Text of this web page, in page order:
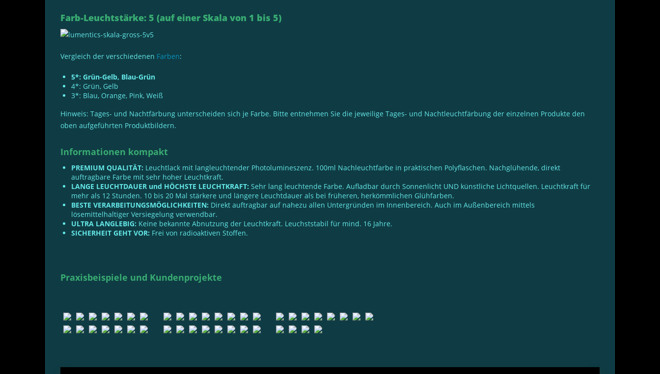
Farb-Leuchtstärke: 5 (auf einer Skala von 1 bis 5)
Vergleich der verschiedenen Farben:
5*: Grün-Gelb, Blau-Grün
4*: Grün, Gelb
3*: Blau, Orange, Pink, Weiß
Hinweis: Tages- und Nachtfärbung unterscheiden sich je Farbe. Bitte entnehmen Sie die jeweilige Tages- und Nachtleuchtfärbung der einzelnen Produkte den
oben aufgeführten Produktbildern.
Informationen kompakt
PREMIUM QUALITÄT: Leuchtlack mit langleuchtender Photolumineszenz. 100ml Nachleuchtfarbe in praktischen Polyflaschen. Nachglühende, direkt
auftragbare Farbe mit sehr hoher Leuchtkraft.
LANGE LEUCHTDAUER und HÖCHSTE LEUCHTKRAFT: Sehr lang leuchtende Farbe. Aufladbar durch Sonnenlicht UND künstliche Lichtquellen. Leuchtkraft für
mehr als 12 Stunden. 10 bis 20 Mal stärkere und längere Leuchtdauer als bei früheren, herkömmlichen Glühfarben.
BESTE VERARBEITUNGSMÖGLICHKEITEN: Direkt auftragbar auf nahezu allen Untergründen im Innenbereich. Auch im Außenbereich mittels
lösemittelhaltiger Versiegelung verwendbar.
ULTRA LANGLEBIG: Keine bekannte Abnutzung der Leuchtkraft. Leuchststabil für mind. 16 Jahre.
SICHERHEIT GEHT VOR: Frei von radioaktiven Stoffen.
Praxisbeispiele und Kundenprojekte